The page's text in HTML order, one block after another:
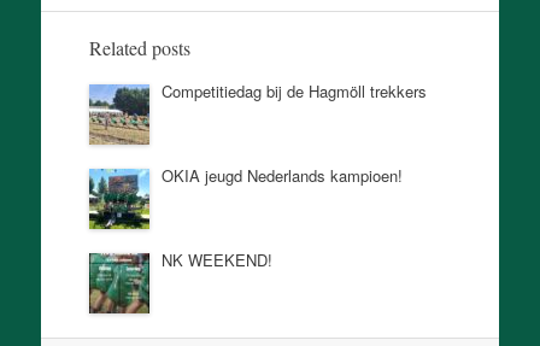
Related posts
Competitiedag bij de Hagmöll trekkers
OKIA jeugd Nederlands kampioen!
NK WEEKEND!